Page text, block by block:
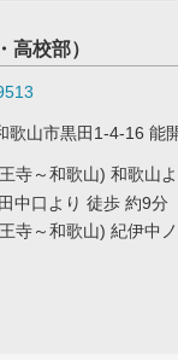
高校部）
歌山市黒田1-4-16 能
寺～和歌山) 和歌山
中口より 徒歩 約9分
寺～和歌山) 紀伊中